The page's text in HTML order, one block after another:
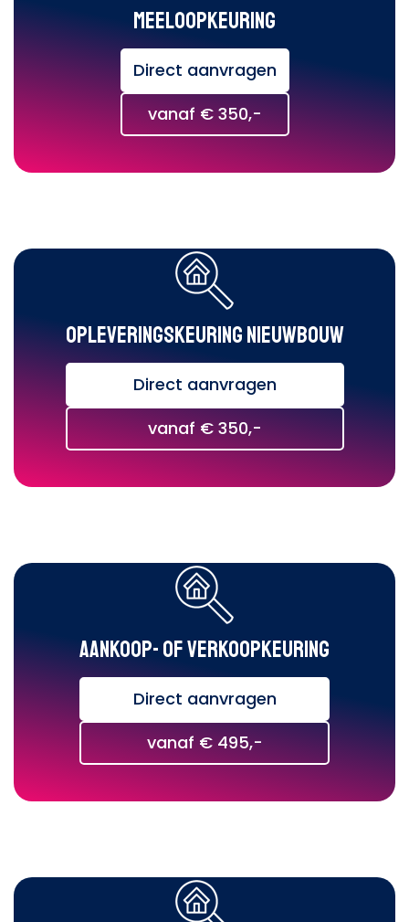
Meeloopkeuring
Direct aanvragen
vanaf € 350,-
Opleveringskeuring nieuwbouw
Direct aanvragen
vanaf € 350,-
Aankoop- of verkoopkeuring
Direct aanvragen
vanaf € 495,-